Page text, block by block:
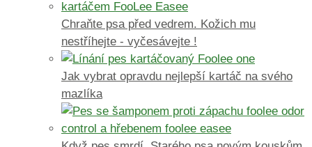
Chraňte psa před vedrem. Kožich mu
nestříhejte - vyčesávejte !
Jak vybrat opravdu nejlepší kartáč na svého
mazlíka